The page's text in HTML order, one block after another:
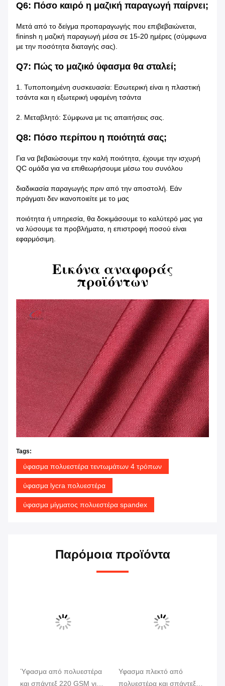
Q6: Πόσο καιρό η μαζική παραγωγή παίρνει;
Μετά από το δείγμα προπαραγωγής που επιβεβαιώνεται,
fininsh η μαζική παραγωγή μέσα σε 15-20 ημέρες (σύμφωνα
με την ποσότητα διαταγής σας).
Q7: Πώς το μαζικό ύφασμα θα σταλεί;
1. Τυποποιημένη συσκευασία: Εσωτερική είναι η πλαστική
τσάντα και η εξωτερική υφαμένη τσάντα
2. Μεταβλητό: Σύμφωνα με τις απαιτήσεις σας.
Q8: Πόσο περίπου η ποιότητά σας;
Για να βεβαιώσουμε την καλή ποιότητα, έχουμε την ισχυρή
QC ομάδα για να επιθεωρήσουμε μέσω του συνόλου
διαδικασία παραγωγής πριν από την αποστολή. Εάν
πράγματι δεν ικανοποιείτε με το μας
ποιότητα ή υπηρεσία, θα δοκιμάσουμε το καλύτερό μας για
να λύσουμε τα προβλήματα, η επιστροφή ποσού είναι
εφαρμόσιμη.
Εικόνα αναφοράς
προϊόντων
Tags:
ύφασμα πολυεστέρα τεντωμάτων 4 τρόπων
ύφασμα lycra πολυεστέρα
ύφασμα μίγματος πολυεστέρα spandex
Παρόμοια προϊόντα
Ύφασμα από πολυεστέρα
και σπάντεξ 220 GSM για
Υφασμα πλεκτό από
πολυεστέρα και σπάντεξ